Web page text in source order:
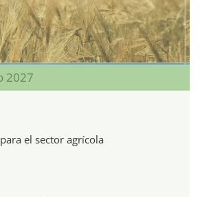
2027
el sector agrícola